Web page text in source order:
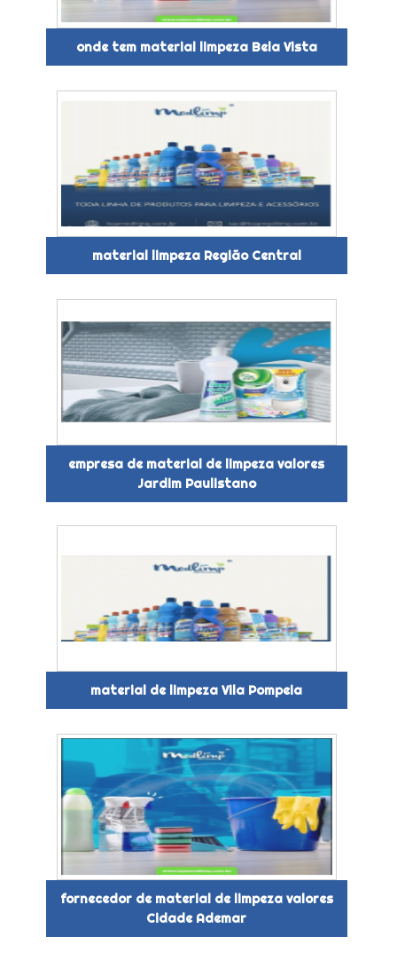
onde tem material limpeza Bela Vista
material limpeza Região Central
empresa de material de limpeza valores
Jardim Paulistano
material de limpeza Vila Pompeia
fornecedor de material de limpeza valores
Cidade Ademar